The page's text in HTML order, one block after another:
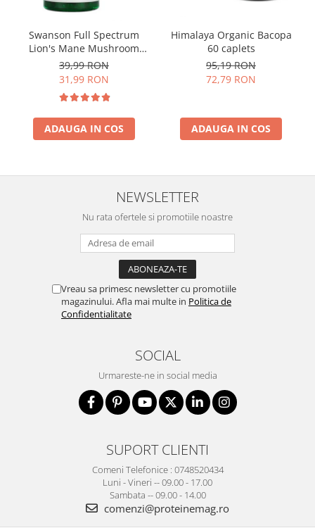
Swanson Full Spectrum
Lion's Mane Mushroom
500mg 60 caps
39,99 RON
31,99 RON
ADAUGA IN COS
Himalaya Organic Bacopa
60 caplets
95,19 RON
72,79 RON
ADAUGA IN COS
NEWSLETTER
Nu rata ofertele si promotiile noastre
Vreau sa primesc newsletter cu promotiile
magazinului. Afla mai multe in Politica de
Confidentialitate
SOCIAL
Urmareste-ne in social media
SUPORT CLIENTI
Comeni Telefonice : 0748520434
Luni - Vineri -- 09.00 - 17.00
Sambata -- 09.00 - 14.00
comenzi@proteinemag.ro